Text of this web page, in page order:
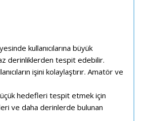
kullanıcılarına büyük
derinliklerden tespit edebilir.
işini kolaylaştırır. Amatör ve
hedefleri tespit etmek için
ve daha derinlerde bulunan